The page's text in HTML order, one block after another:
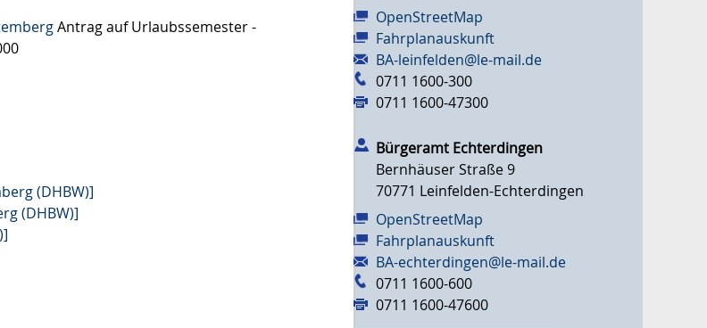
Antrag auf Urlaubssemester -
(DHBW)]
(DHBW)]
OpenStreetMap
Fahrplanauskunft
BA-leinfelden@le-mail.de
0711 1600-300
0711 1600-47300
Bürgeramt Echterdingen
Bernhäuser Straße 9
70771 Leinfelden-Echterdingen
OpenStreetMap
Fahrplanauskunft
BA-echterdingen@le-mail.de
0711 1600-600
0711 1600-47600